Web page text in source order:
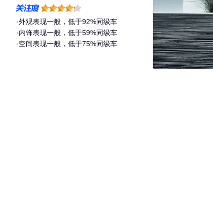
·外观表现一般，低于92%同级车
·内饰表现一般，低于59%同级车
·空间表现一般，低于75%同级车